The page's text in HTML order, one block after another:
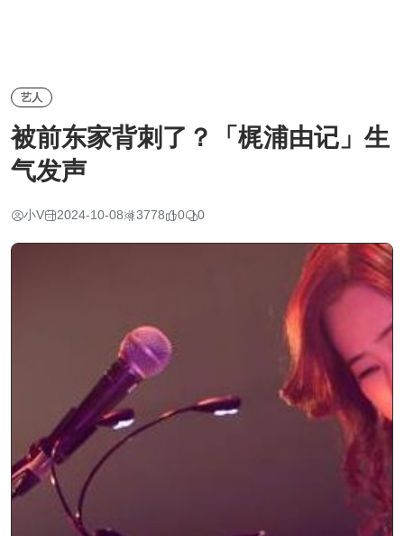
艺人
被前东家背刺了？「梶浦由记」生
气发声
小V 2024-10-08 3778 0 0